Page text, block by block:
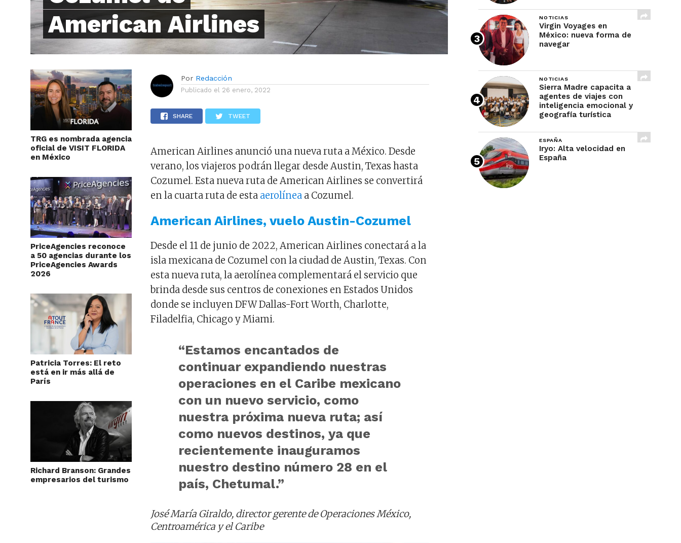
American Airlines
TRG es nombrada agencia
oficial de VISIT FLORIDA
en México
PriceAgencies reconoce
a 50 agencias durante los
PriceAgencies Awards
2026
Patricia Torres: El reto
está en ir más allá de
París
Richard Branson: Grandes
empresarios del turismo
Por Redacción
Publicado el 26 enero, 2022
SHARE TWEET
American Airlines anunció una nueva ruta a México. Desde
verano, los viajeros podrán llegar desde Austin, Texas hasta
Cozumel. Esta nueva ruta de American Airlines se convertirá
en la cuarta ruta de esta aerolínea a Cozumel.
American Airlines, vuelo Austin-Cozumel
Desde el 11 de junio de 2022, American Airlines conectará a la
isla mexicana de Cozumel con la ciudad de Austin, Texas. Con
esta nueva ruta, la aerolínea complementará el servicio que
brinda desde sus centros de conexiones en Estados Unidos
donde se incluyen DFW Dallas-Fort Worth, Charlotte,
Filadelfia, Chicago y Miami.
“Estamos encantados de
continuar expandiendo nuestras
operaciones en el Caribe mexicano
con un nuevo servicio, como
nuestra próxima nueva ruta; así
como nuevos destinos, ya que
recientemente inauguramos
nuestro destino número 28 en el
país, Chetumal.”
José María Giraldo, director gerente de Operaciones México,
Centroamérica y el Caribe
NOTICIAS
Virgin Voyages en
México: nueva forma de
navegar
NOTICIAS
Sierra Madre capacita a
agentes de viajes con
inteligencia emocional y
geografía turística
ESPAÑA
Iryo: Alta velocidad en
España